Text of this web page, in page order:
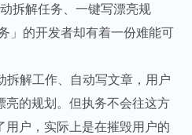
拆解任务、一键写漂亮规
」的开发者却有着一份难能可
拆解工作、自动写文章，用户
亮的规划。但执务不会往这方
用户，实际上是在摧毁用户的